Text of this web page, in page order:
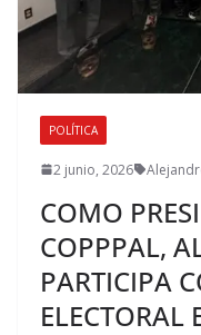
POLÍTICA
2 junio, 2026
COMO
COPPPAL,
PARTICIPA
ELECTORAL